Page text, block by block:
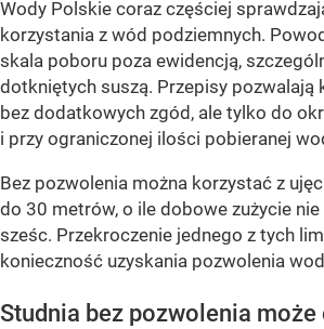
Wody Polskie coraz częściej
korzystania z wód podziemnych.
skala poboru poza ewidencją,
dotkniętych suszą. Przepisy pozwalają
bez dodatkowych zgód, ale tylko do
i przy ograniczonej ilości pobieranej
Bez pozwolenia można korzystać z
do 30 metrów, o ile dobowe zużycie
sześc. Przekroczenie jednego z tych
konieczność uzyskania pozwolenia
Studnia bez pozwolenia może